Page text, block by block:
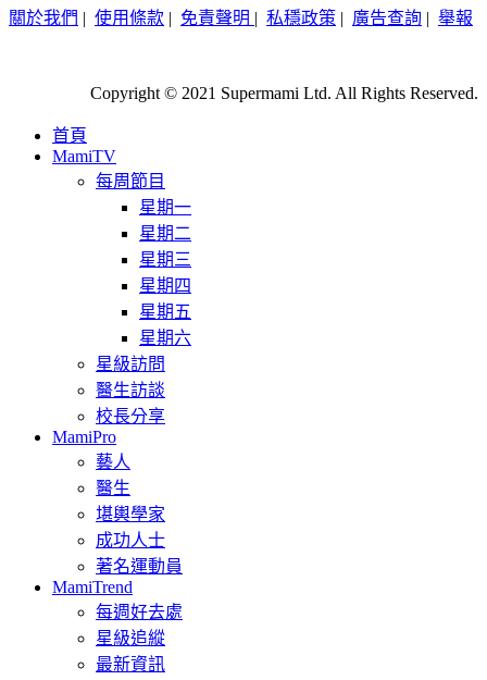
關於我們 | 使用條款 | 免責聲明 | 私穩政策 | 廣告查詢 | 舉報
Copyright © 2021 Supermami Ltd. All Rights Reserved.
首頁
MamiTV
每周節目
星期一
星期二
星期三
星期四
星期五
星期六
星級訪問
醫生訪談
校長分享
MamiPro
藝人
醫生
堪輿學家
成功人士
著名運動員
MamiTrend
每週好去處
星級追縱
最新資訊